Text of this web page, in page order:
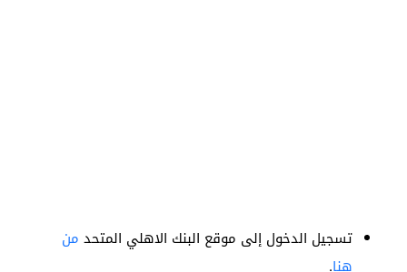
تسجيل الدخول إلى موقع البنك الاهلي المتحد من
هنا.